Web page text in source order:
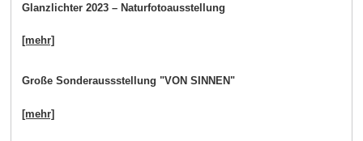
Glanzlichter 2023 – Naturfotoausstellung
[mehr]
Große Sonderaussstellung "VON SINNEN"
[mehr]